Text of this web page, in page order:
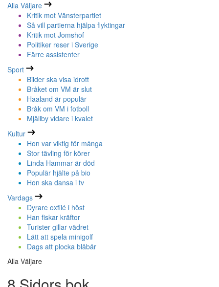
Alla Väljare
Kritik mot Vänsterpartiet
Så vill partierna hjälpa flyktingar
Kritik mot Jomshof
Politiker reser i Sverige
Färre assistenter
Sport
Bilder ska visa idrott
Bråket om VM är slut
Haaland är populär
Bråk om VM i fotboll
Mjällby vidare i kvalet
Kultur
Hon var viktig för många
Stor tävling för körer
Linda Hammar är död
Populär hjälte på bio
Hon ska dansa i tv
Vardags
Dyrare oxfilé i höst
Han fiskar kräftor
Turister gillar vädret
Lätt att spela minigolf
Dags att plocka blåbär
Alla Väljare